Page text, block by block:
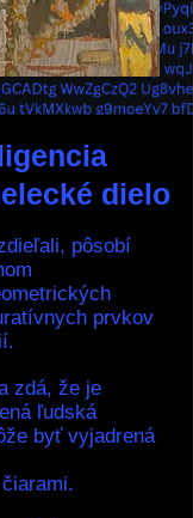
dielo
pôsobí
prvkov
zdá, že je
ľudská
byť vyjadrená